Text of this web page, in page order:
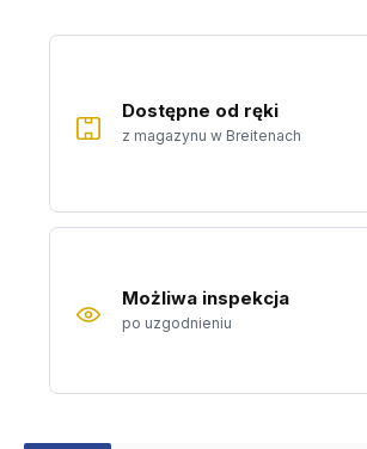
Dostępne od ręki
z magazynu w Breitenach
Możliwa inspekcja
po uzgodnieniu